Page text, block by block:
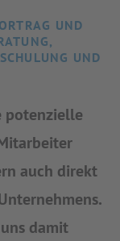
UND
UND
potenzielle
auch direkt
damit